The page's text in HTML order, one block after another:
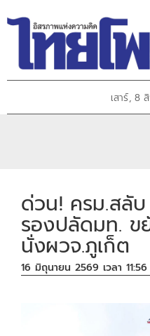
เสาร์, 8
ด่วน! ครม.สลับ
รองปลัดมท. ข
นั่งผวจ.ภูเก็ต
16 มิถุนายน 2569 เวลา